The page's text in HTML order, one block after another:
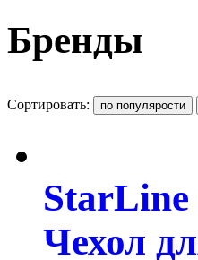
Бренды
Сортировать:
StarLine
Чехол